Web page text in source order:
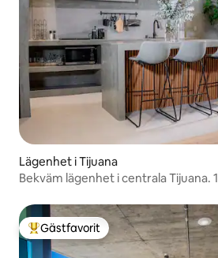
Lägenhet i Tijuana
Bekväm lägenhet i centrala Tijuana. 1
Populär gästfavorit
Gästfavorit